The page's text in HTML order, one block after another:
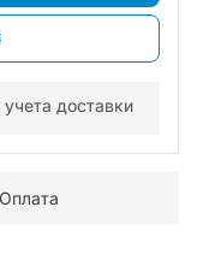
доставки
Оплата